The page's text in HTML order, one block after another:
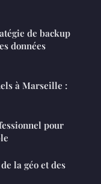
de backup
données
à Marseille :
pour
la géo et des